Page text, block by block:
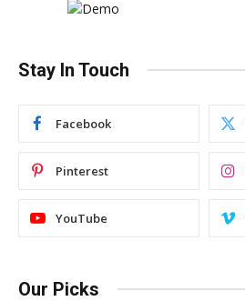
Stay In Touch
Facebook
Pinterest
YouTube
Our Picks